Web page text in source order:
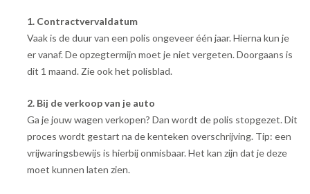
1. Contractvervaldatum
Vaak is de duur van een polis ongeveer één jaar. Hierna kun je
er vanaf. De opzegtermijn moet je niet vergeten. Doorgaans is
dit 1 maand. Zie ook het polisblad.
2. Bij de verkoop van je auto
Ga je jouw wagen verkopen? Dan wordt de polis stopgezet. Dit
proces wordt gestart na de kenteken overschrijving. Tip: een
vrijwaringsbewijs is hierbij onmisbaar. Het kan zijn dat je deze
moet kunnen laten zien.